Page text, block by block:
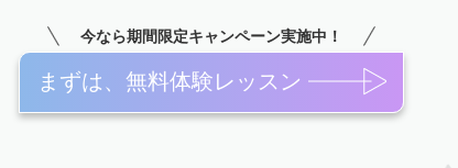
今なら期間限定キャンペーン実施中！
まずは、無料体験レッスン